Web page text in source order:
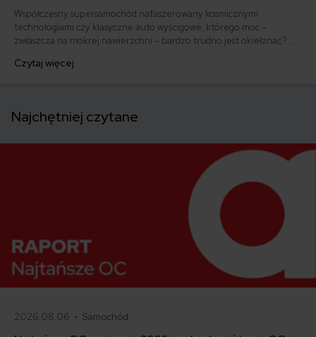
Współczesny supersamochód nafaszerowany kosmicznymi
technologiami czy klasyczne auto wyścigowe, którego moc –
zwłaszcza na mokrej nawierzchni – bardzo trudno jest okiełznać?
Sprawdziliśmy to. Ile kosztują takie cacka?
Czytaj więcej
Najchętniej czytane
2026.08.06 • Samochód